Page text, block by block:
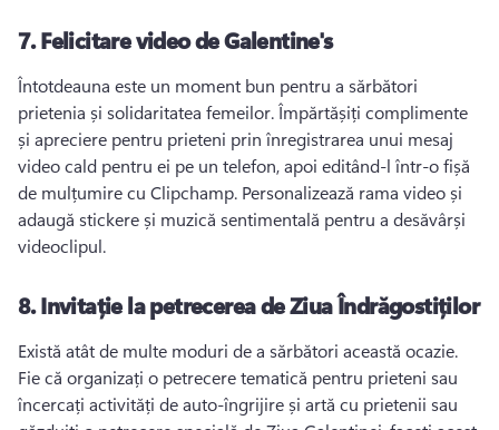
7.Felicitare video de Galentine's
Întotdeauna este un moment bun pentru a sărbători
prietenia și solidaritatea femeilor. Împărtășiți complimente
și apreciere pentru prieteni prin înregistrarea unui mesaj
video cald pentru ei pe un telefon, apoi editând-l într-o fișă
de mulțumire cu Clipchamp. Personalizează rama video și
adaugă stickere și muzică sentimentală pentru a desăvârși
videoclipul.
8.Invitație la petrecerea de Ziua Îndrăgostiților
Fie că organizați o petrecere tematică pentru prieteni sau
încercați activități de auto-îngrijire și artă cu prietenii sau